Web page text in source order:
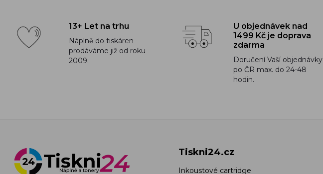
13+ Let na trhu
Náplně do tiskáren
prodáváme již od roku
2009.
U objednávek nad
1499 Kč je doprava
zdarma
Doručení Vaší objednávky
po ČR max. do 24-48
hodin.
Tiskni24.cz
Inkoustové cartridge